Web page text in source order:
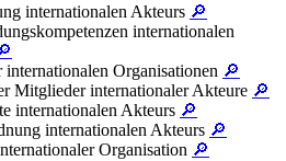
internationalen Akteurs 🔎
internationalen
internationalen Organisationen 🔎
Mitglieder internationaler Akteure 🔎
internationalen Akteurs 🔎
internationalen Akteurs 🔎
Organisation 🔎